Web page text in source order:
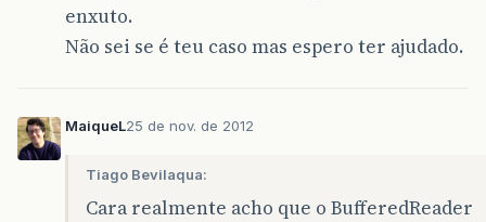
enxuto.
Não sei se é teu caso mas espero ter ajudado.
MaiqueL25 de nov. de 2012
Tiago Bevilaqua:
Cara realmente acho que o BufferedReader